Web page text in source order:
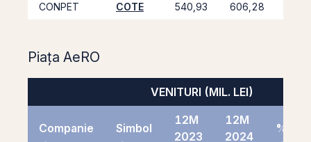
CONPET COTE 540,93 606,28
Piața AeRO
VENITURI (MIL. LEI)
Companie Simbol
12M
2023
12M
2024
%